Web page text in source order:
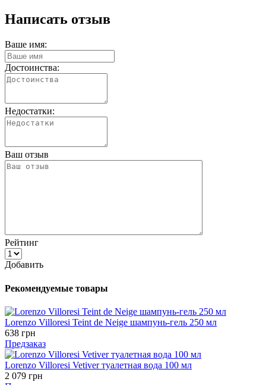
Написать отзыв
Ваше имя:
Достоинства:
Недостатки:
Ваш отзыв
Рейтинг
Добавить
Рекомендуемые товары
Lorenzo Villoresi Teint de Neige шампунь-гель 250 мл
638 грн
Предзаказ
Lorenzo Villoresi Vetiver туалетная вода 100 мл
2 079 грн